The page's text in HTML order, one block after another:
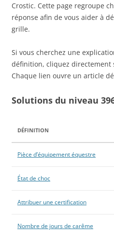
Crostic. Cette page regroupe
réponse afin de vous aider à
grille.
Si vous cherchez une
définition, cliquez directement
Chaque lien ouvre un article
Solutions du niveau
DÉFINITION
Pièce d’équipement équestre
État de choc
Attribuer une certification
Nombre de jours de carême